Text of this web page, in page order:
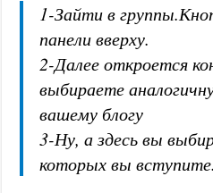
1-Зайти в
панели вверху.
2-Далее откроется
выбираете
вашему блогу
3-Ну, а здесь вы
которых вы вступите.